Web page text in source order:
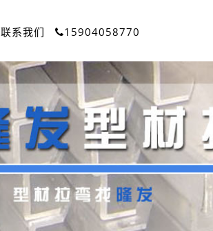
联系我们 15904058770